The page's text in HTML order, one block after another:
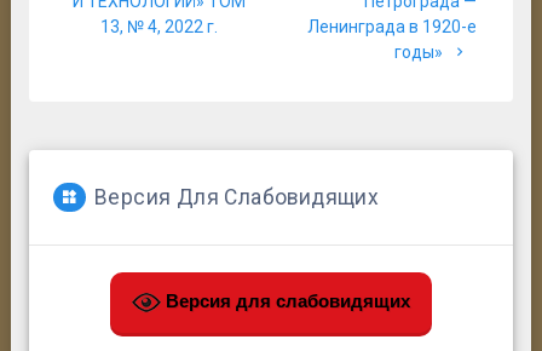
13, № 4, 2022 г.
Ленинграда в 1920-е
годы»
Версия Для Слабовидящих
Версия для слабовидящих